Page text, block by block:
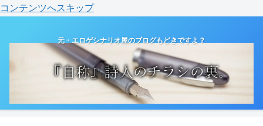
コンテンツへスキップ
元・エロゲシナリオ屋のブログもどきですよ？